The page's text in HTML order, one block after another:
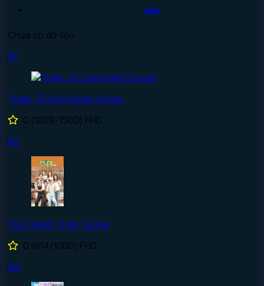
Năm
Chưa có dữ liệu
#1
Thám Tử Lừng Danh Conan
0 (1209/1500) FHD
#2
Thử Thách Thần Tượng
0 (814/1000) FHD
#3